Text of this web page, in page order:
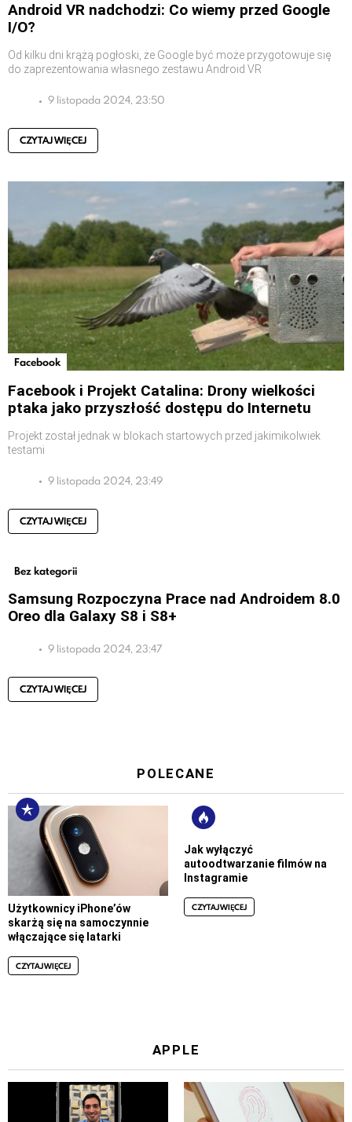
Android VR nadchodzi: Co wiemy przed Google
I/O?
Od kilku dni krążą pogłoski, że Google być może przygotowuje się
do zaprezentowania własnego zestawu Android VR
9 listopada 2024, 23:50
CZYTAJ WIĘCEJ
Facebook
Facebook i Projekt Catalina: Drony wielkości
ptaka jako przyszłość dostępu do Internetu
Projekt został jednak w blokach startowych przed jakimikolwiek
testami
9 listopada 2024, 23:49
CZYTAJ WIĘCEJ
Bez kategorii
Samsung Rozpoczyna Prace nad Androidem 8.0
Oreo dla Galaxy S8 i S8+
9 listopada 2024, 23:47
CZYTAJ WIĘCEJ
POLECANE
Użytkownicy iPhone’ów
skarżą się na samoczynnie
włączające się latarki
CZYTAJ WIĘCEJ
Jak wyłączyć
autoodtwarzanie filmów na
Instagramie
CZYTAJ WIĘCEJ
APPLE